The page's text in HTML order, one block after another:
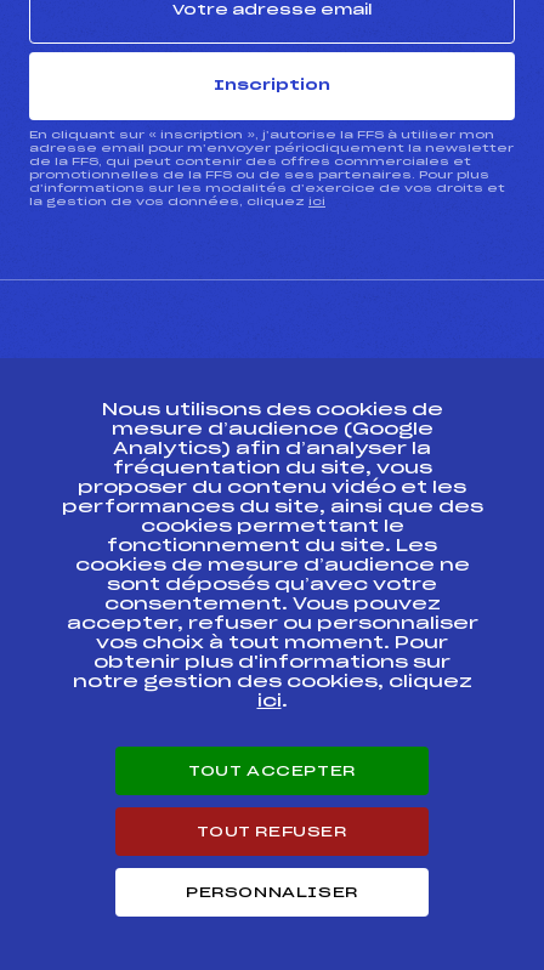
Inscription
En cliquant sur « inscription », j’autorise la FFS à utiliser mon
adresse email pour m’envoyer périodiquement la newsletter
de la FFS, qui peut contenir des offres commerciales et
promotionnelles de la FFS ou de ses partenaires. Pour plus
d’informations sur les modalités d’exercice de vos droits et
la gestion de vos données, cliquez ici
Ressources
Pass’Neige
Projet sportif fédéral
Projet de performance fédéral
Antidopage
Pôle Développement, Formation, Suivi
Scientifique
Listes ministérielles
Pôle vie de l’athlète
Enseignement professionnel
Carrières
Nous utilisons des cookies de
mesure d’audience (Google
Analytics) afin d’analyser la
fréquentation du site, vous
proposer du contenu vidéo et les
performances du site, ainsi que des
cookies permettant le
fonctionnement du site. Les
cookies de mesure d’audience ne
sont déposés qu’avec votre
consentement. Vous pouvez
accepter, refuser ou personnaliser
vos choix à tout moment. Pour
obtenir plus d'informations sur
notre gestion des cookies, cliquez
ici.
TOUT ACCEPTER
TOUT REFUSER
PERSONNALISER